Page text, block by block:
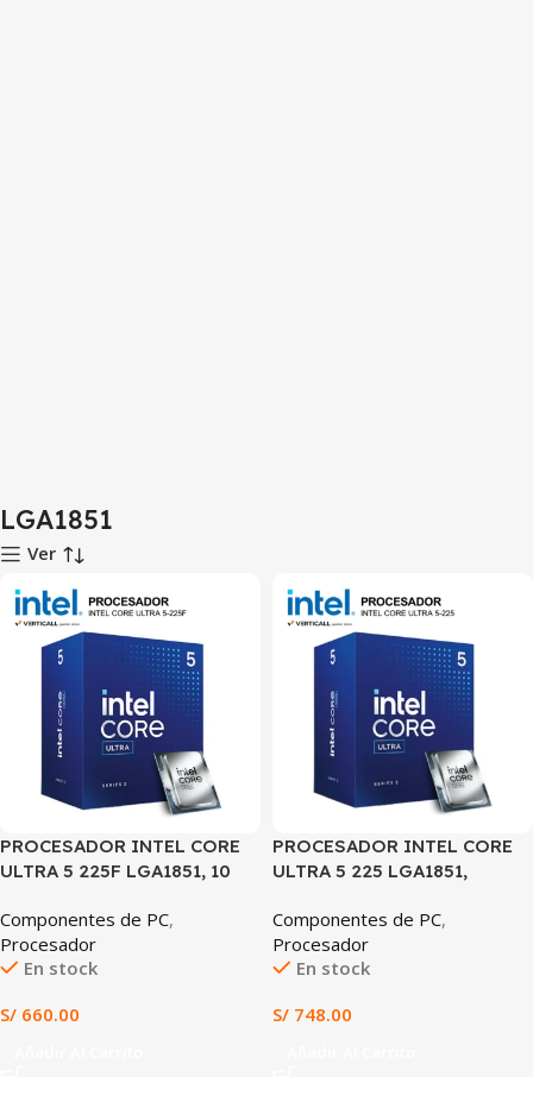
LGA1851
Ver
PROCESADOR INTEL CORE
ULTRA 5 225F LGA1851, 10
PCIe 5.0, DDR5, IA
INTEGRADA
Componentes de PC,
Procesador
En stock
S/ 660.00
PROCESADOR INTEL CORE
ULTRA 5 225 LGA1851,
ALTO RENDIMIENTO,
EFICIENCIA ENERGÉTICA Y
IA INTEGRADA
Componentes de PC,
Procesador
En stock
S/ 748.00